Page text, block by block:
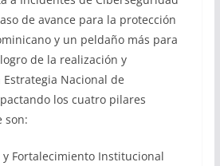
de avance para la protección
y un peldaño más para
de la realización y
Nacional de
los cuatro pilares
son:
Institucional